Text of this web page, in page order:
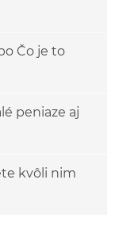
Čo je to
peniaze aj
kvôli nim